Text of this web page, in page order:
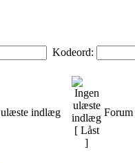
Kodeord:
indlæg Forum